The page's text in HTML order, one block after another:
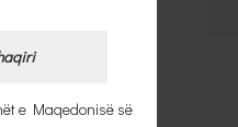
e Maqedonisë së